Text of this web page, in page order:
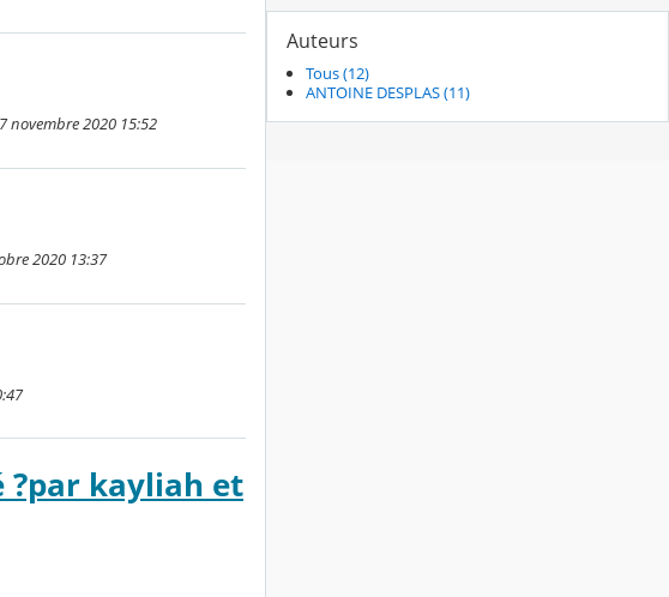
novembre 2020 15:52
2020 13:37
?par kayliah et
Auteurs
Tous (12)
ANTOINE DESPLAS (11)